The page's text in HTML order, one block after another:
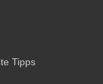
Tipps